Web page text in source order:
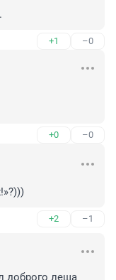
+1 –0
+0 –0
+2 –1
доброго леща